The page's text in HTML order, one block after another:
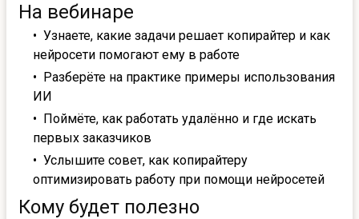
На вебинаре
Узнаете, какие задачи решает копирайтер и как
нейросети помогают ему в работе
Разберёте на практике примеры использования
ИИ
Поймёте, как работать удалённо и где искать
первых заказчиков
Услышите совет, как копирайтеру
оптимизировать работу при помощи нейросетей
Кому будет полезно